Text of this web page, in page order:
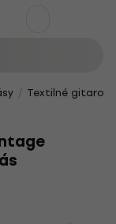
Textilné